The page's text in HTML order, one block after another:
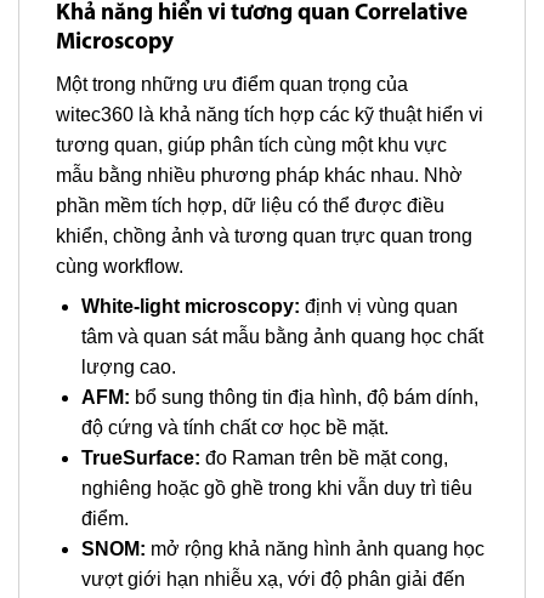
Khả năng hiển vi tương quan Correlative
Microscopy
Một trong những ưu điểm quan trọng của
witec360 là khả năng tích hợp các kỹ thuật hiển vi
tương quan, giúp phân tích cùng một khu vực
mẫu bằng nhiều phương pháp khác nhau. Nhờ
phần mềm tích hợp, dữ liệu có thể được điều
khiển, chồng ảnh và tương quan trực quan trong
cùng workflow.
White-light microscopy: định vị vùng quan
tâm và quan sát mẫu bằng ảnh quang học chất
lượng cao.
AFM: bổ sung thông tin địa hình, độ bám dính,
độ cứng và tính chất cơ học bề mặt.
TrueSurface: đo Raman trên bề mặt cong,
nghiêng hoặc gồ ghề trong khi vẫn duy trì tiêu
điểm.
SNOM: mở rộng khả năng hình ảnh quang học
vượt giới hạn nhiễu xạ, với độ phân giải đến